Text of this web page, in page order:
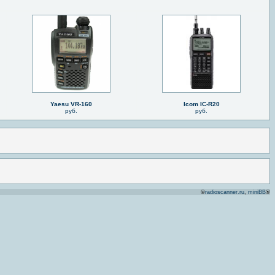
Yaesu VR-160
руб.
Icom IC-R20
руб.
©radioscanner.ru, miniBB®